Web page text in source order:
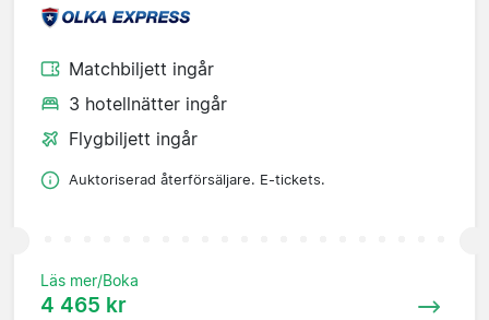
Matchbiljett ingår
3 hotellnätter ingår
Flygbiljett ingår
Auktoriserad återförsäljare. E-tickets.
Läs mer/Boka
4 465 kr